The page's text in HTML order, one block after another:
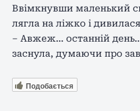
Ввімкнувши маленький
лягла на ліжко і
– Авжеж… останній
заснула, думаючи про
Подобається